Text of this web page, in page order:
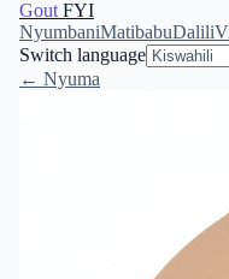
Gout FYI
NyumbaniMatibabuDalili
Switch language
← Nyuma